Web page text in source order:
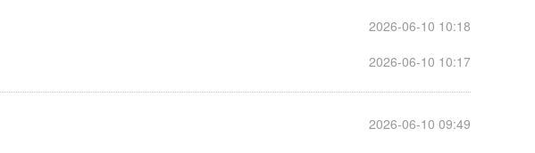
2026-06-10 10:18
2026-06-10 10:17
2026-06-10 09:49